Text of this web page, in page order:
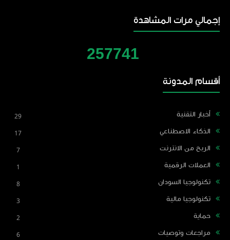
إجمالي مرات المشاهدة
257741
أقسام المدونة
أخبار التقنية 29
الذكاء الاصطناعي 17
الربح من الانترنت 7
العملات الرقمية 1
تكنولوجيا السودان 8
تكنولوجيا مالية 3
حماية 2
مراجعات وتوصيات 6